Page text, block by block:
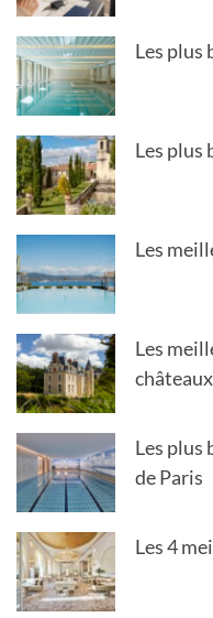
Les plus
Les plus
Les
Les
Les plus
de Paris
Les 4